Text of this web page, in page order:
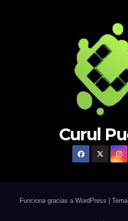
Curul
Funciona gracias a WordPress